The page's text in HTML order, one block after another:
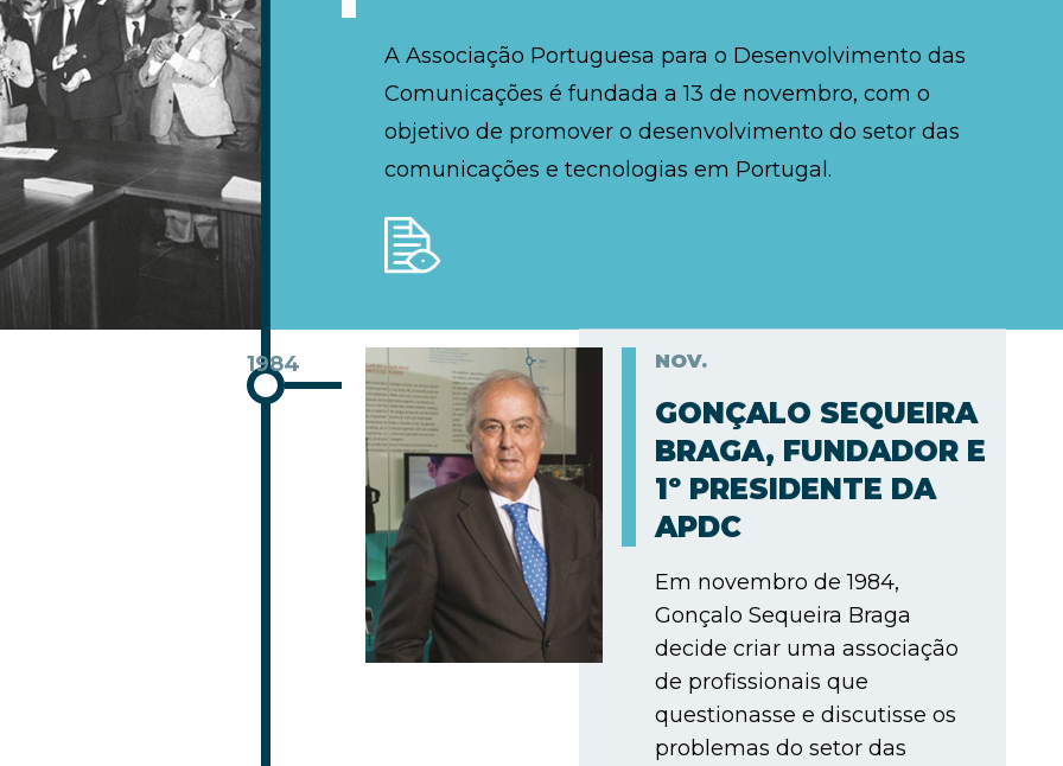
A Associação Portuguesa para o Desenvolvimento das
Comunicações é fundada a 13 de novembro, com o
objetivo de promover o desenvolvimento do setor das
comunicações e tecnologias em Portugal.
1984 NOV.
GONÇALO SEQUEIRA
BRAGA, FUNDADOR E
1º PRESIDENTE DA
APDC
Em novembro de 1984,
Gonçalo Sequeira Braga
decide criar uma associação
de profissionais que
questionasse e discutisse os
problemas do setor das